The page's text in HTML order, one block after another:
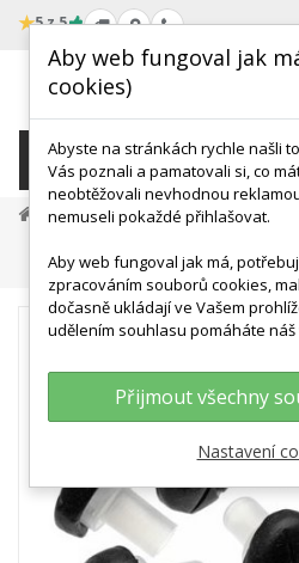
★5 z 5
KATEGORIE
Veterinární Modely A Simulace
Náhradní Části Nosu Pro Model
Aby web fungoval jak
cookies)
Abyste na stránkách rychle našli
Vás poznali a pamatovali si, co
neobtěžovali nevhodnou
nemuseli pokaždé přihlašovat.
Aby web fungoval jak má,
zpracováním souborů cookies,
dočasně ukládají ve Vašem
udělením souhlasu pomáháte
Přijmout všechny
Nastavení